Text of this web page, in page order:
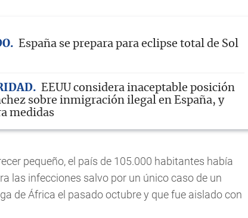
España se prepara para eclipse total de Sol
EEUU considera inaceptable posición
sobre inmigración ilegal en España, y
medidas
pequeño, el país de 105.000 habitantes había
las infecciones salvo por un único caso de un
de África el pasado octubre y que fue aislado con